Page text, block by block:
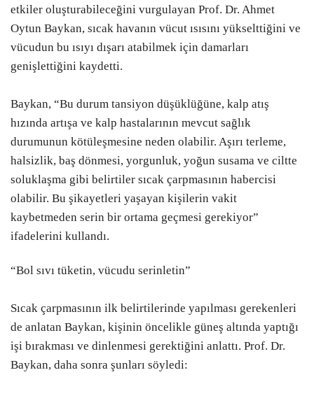
etkiler oluşturabileceğini vurgulayan Prof. Dr. Ahmet
Oytun Baykan, sıcak havanın vücut ısısını yükselttiğini ve
vücudun bu ısıyı dışarı atabilmek için damarları
genişlettiğini kaydetti.
Baykan, “Bu durum tansiyon düşüklüğüne, kalp atış
hızında artışa ve kalp hastalarının mevcut sağlık
durumunun kötüleşmesine neden olabilir. Aşırı terleme,
halsizlik, baş dönmesi, yorgunluk, yoğun susama ve ciltte
soluklaşma gibi belirtiler sıcak çarpmasının habercisi
olabilir. Bu şikayetleri yaşayan kişilerin vakit
kaybetmeden serin bir ortama geçmesi gerekiyor”
ifadelerini kullandı.
“Bol sıvı tüketin, vücudu serinletin”
Sıcak çarpmasının ilk belirtilerinde yapılması gerekenleri
de anlatan Baykan, kişinin öncelikle güneş altında yaptığı
işi bırakması ve dinlenmesi gerektiğini anlattı. Prof. Dr.
Baykan, daha sonra şunları söyledi: